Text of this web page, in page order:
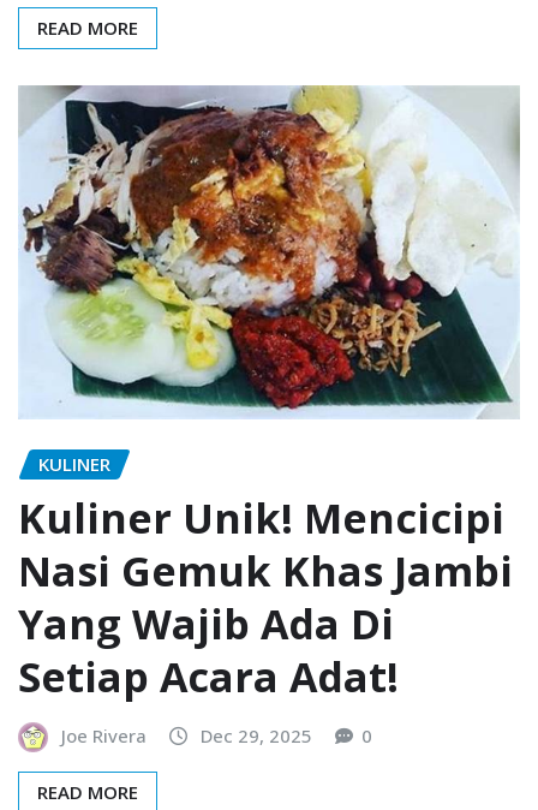
READ MORE
KULINER
Kuliner Unik! Mencicipi
Nasi Gemuk Khas Jambi
Yang Wajib Ada Di
Setiap Acara Adat!
Joe Rivera Dec 29, 2025 0
READ MORE